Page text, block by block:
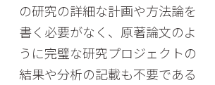
の研究の詳細な計画や方法論を
書く必要がなく、原著論文のよ
うに完璧な研究プロジェクトの
結果や分析の記載も不要である